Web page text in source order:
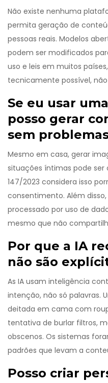
Não existe nenhuma
permita geração de
pessoas reais. Modelos
podem ser modificados
uso e leis em muitos
tecnicamente possível,
Se eu usar
posso gerar
sem
Mesmo em casa, gerar
situações íntimas pode ser
147/2023 considera isso
consentimento. Além
processado por uso de
mesmo que não
Por que a IA
não são
As IA usam inteligência
intenção, não só palavras.
deitada em cama com
tentativa de burlar filtros,
obscenos. Os sistemas
padrões que levam a
Posso criar